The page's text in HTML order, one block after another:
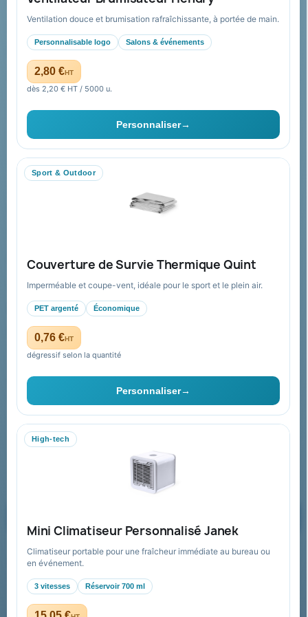
Ventilation douce et brumisation rafraîchissante, à portée de main.
Personnalisable logo Salons & événements
2,80 €HT
dès 2,20 € HT / 5000 u.
Personnaliser→
Sport & Outdoor
Couverture de Survie Thermique Quint
Imperméable et coupe-vent, idéale pour le sport et le plein air.
PET argenté Économique
0,76 €HT
dégressif selon la quantité
Personnaliser→
High-tech
Mini Climatiseur Personnalisé Janek
Climatiseur portable pour une fraîcheur immédiate au bureau ou
en événement.
3 vitesses Réservoir 700 ml
Nouveautés
Catalogue goodies
Cadeaux de fin d’année
À propos
Nos expertises &
accompagnement global
Ils nous ont fait confiance
Livraison
FAQ sur Promenoch Goodies Pub France
Conditions de retour
Paiement sécurisé
Plan du site
Contact & devis
06 09 53 17 41
WhatsApp
equipe@promenoch-goodies.com
Recevez nos offres spéciales